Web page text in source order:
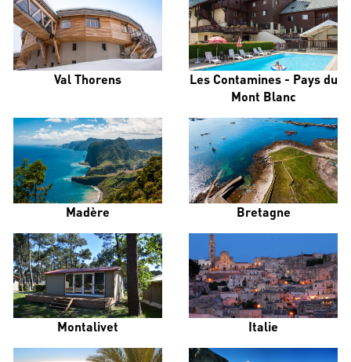
Val Thorens
Les Contamines - Pays du
Mont Blanc
Madère Bretagne
Montalivet Italie